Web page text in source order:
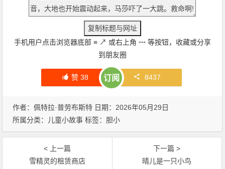
手机用户点击浏览器底部 ≡ ↗ 或右上角 ┅ 等按钮，收藏或分享
到朋友圈
赞38 订阅 8437
作者：佩特拉·普劳布斯特 日期：2026年05月29日
所属分类： 儿童小故事 标签： 胆小
< 上一篇
雪精灵的租赁商店
下一篇 >
晴儿是一只小鸟